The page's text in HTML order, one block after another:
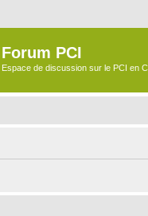
Forum PCI
Espace de discussion sur le PCI en